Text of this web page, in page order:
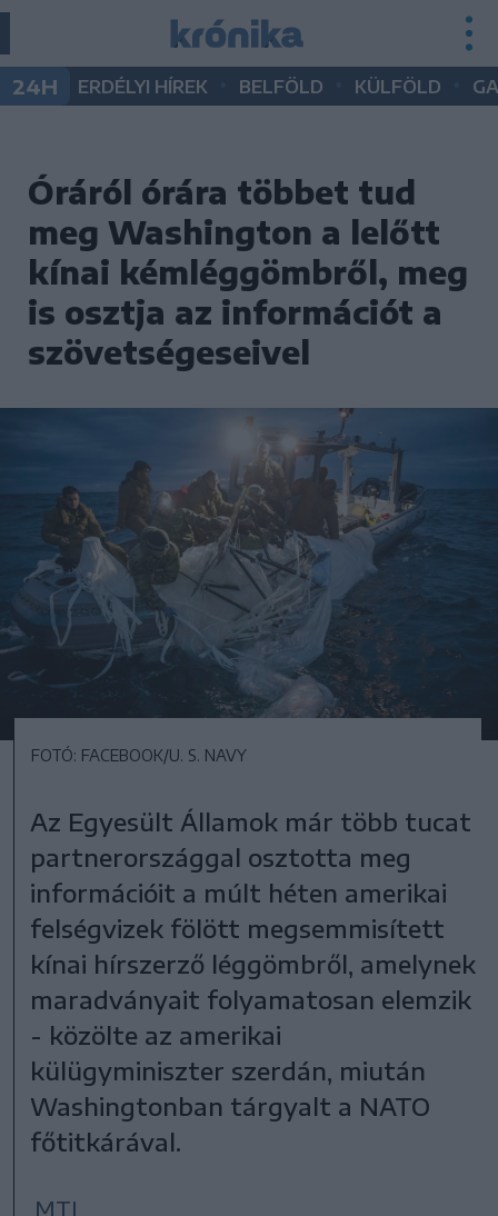
24H ERDÉLYI HÍREK BELFÖLD KÜLFÖLD
Óráról órára többet tud
meg Washington a lelőtt
kínai kémléggömbről, meg
is osztja az információt a
szövetségeseivel
FOTÓ: FACEBOOK/U. S. NAVY
Az Egyesült Államok már több tucat
partnerországgal osztotta meg
információit a múlt héten amerikai
felségvizek fölött megsemmisített
kínai hírszerző léggömbről, amelynek
maradványait folyamatosan elemzik
- közölte az amerikai
külügyminiszter szerdán, miután
Washingtonban tárgyalt a NATO
főtitkárával.
MTI